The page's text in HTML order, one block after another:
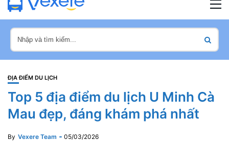
ĐỊA ĐIỂM DU LỊCH
Top 5 địa điểm du lịch U Minh Cà
Mau đẹp, đáng khám phá nhất
By Vexere Team 05/03/2026